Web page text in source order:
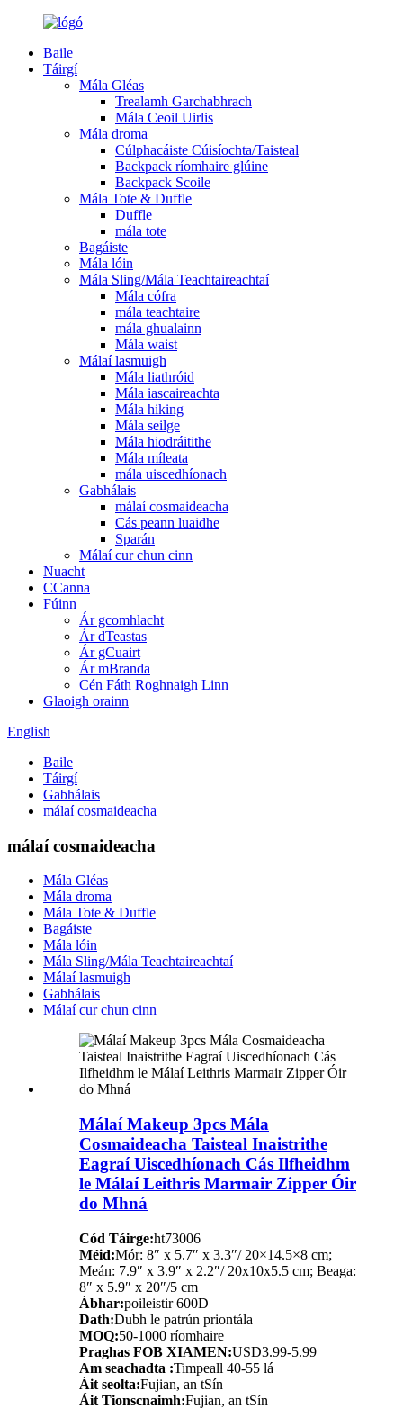
Baile
Táirgí
Mála Gléas
Trealamh Garchabhrach
Mála Ceoil Uirlis
Mála droma
Cúlphacáiste Cúisíochta/Taisteal
Backpack ríomhaire glúine
Backpack Scoile
Mála Tote & Duffle
Duffle
mála tote
Bagáiste
Mála lóin
Mála Sling/Mála Teachtaireachtaí
Mála cófra
mála teachtaire
mála ghualainn
Mála waist
Málaí lasmuigh
Mála liathróid
Mála iascaireachta
Mála hiking
Mála seilge
Mála hiodráitithe
Mála míleata
mála uiscedhíonach
Gabhálais
málaí cosmaideacha
Cás peann luaidhe
Sparán
Málaí cur chun cinn
Nuacht
CCanna
Fúinn
Ár gcomhlacht
Ár dTeastas
Ár gCuairt
Ár mBranda
Cén Fáth Roghnaigh Linn
Glaoigh orainn
English
Baile
Táirgí
Gabhálais
málaí cosmaideacha
málaí cosmaideacha
Mála Gléas
Mála droma
Mála Tote & Duffle
Bagáiste
Mála lóin
Mála Sling/Mála Teachtaireachtaí
Málaí lasmuigh
Gabhálais
Málaí cur chun cinn
Málaí Makeup 3pcs Mála
Cosmaideacha Taisteal Inaistrithe
Eagraí Uiscedhíonach Cás Ilfheidhm
le Málaí Leithris Marmair Zipper Óir
do Mhná
Cód Táirge:ht73006
Méid:Mór: 8″ x 5.7″ x 3.3″/ 20×14.5×8 cm;
Meán: 7.9″ x 3.9″ x 2.2″/ 20x10x5.5 cm; Beaga:
8″ x 5.9″ x 20″/5 cm
Ábhar:poileistir 600D
Dath:Dubh le patrún priontála
MOQ:50-1000 ríomhaire
Praghas FOB XIAMEN:USD3.99-5.99
Am seachadta :Timpeall 40-55 lá
Áit seolta:Fujian, an tSín
Áit Tionscnaimh:Fujian, an tSín